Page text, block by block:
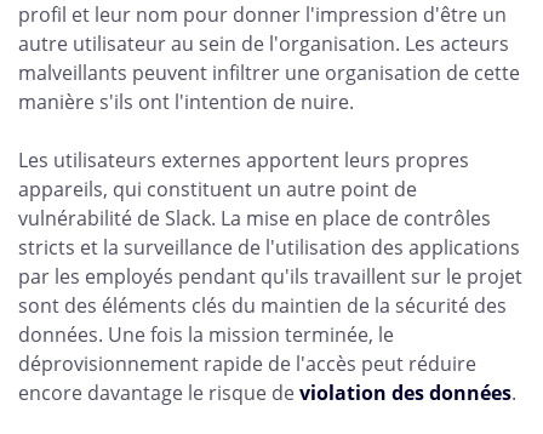
profil et leur nom pour donner l'impression d'être un
autre utilisateur au sein de l'organisation. Les acteurs
malveillants peuvent infiltrer une organisation de cette
manière s'ils ont l'intention de nuire.
Les utilisateurs externes apportent leurs propres
appareils, qui constituent un autre point de
vulnérabilité de Slack. La mise en place de contrôles
stricts et la surveillance de l'utilisation des applications
par les employés pendant qu'ils travaillent sur le projet
sont des éléments clés du maintien de la sécurité des
données. Une fois la mission terminée, le
déprovisionnement rapide de l'accès peut réduire
encore davantage le risque deviolation des données.